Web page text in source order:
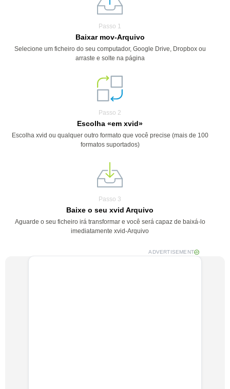
Passo 1
Baixar mov-Arquivo
Selecione um ficheiro do seu computador, Google Drive, Dropbox ou
arraste e solte na página
Passo 2
Escolha «em xvid»
Escolha xvid ou qualquer outro formato que você precise (mais de 100
formatos suportados)
Passo 3
Baixe o seu xvid Arquivo
Aguarde o seu ficheiro irá transformar e você será capaz de baixá-lo
imediatamente xvid-Arquivo
ADVERTISEMENT